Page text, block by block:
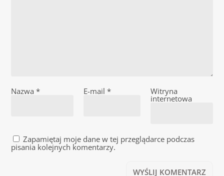
Nazwa* E-mail * Witryna
internetowa
Zapamiętaj moje dane w tej przeglądarce podczas
pisania kolejnych komentarzy.